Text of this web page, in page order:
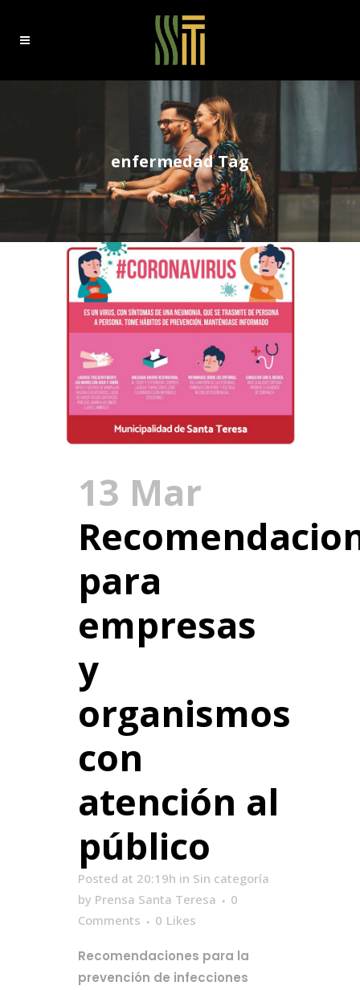
enfermedad Tag
13 Mar
para
empresas
y
organismos
con
atención al
público
Posted at 20:19h in Sin categoría
by Prensa Santa Teresa
0
Comments
0 Likes
Recomendaciones para la
prevención de infecciones